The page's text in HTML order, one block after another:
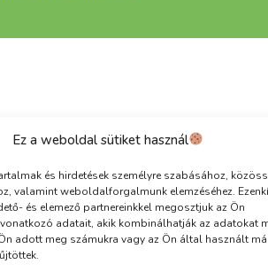
Ez a weboldal sütiket használ
és hirdetések személyre szabásához,
valamint weboldalforgalmunk elemzéséhez.
és elemező partnereinkkel megosztjuk az Ön
adatait, akik kombinálhatják az adatokat
adott meg számukra vagy az Ön által használt